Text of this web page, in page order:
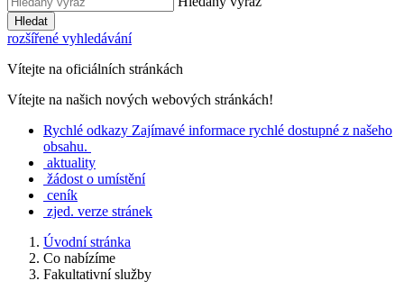
Hledat
rozšířené vyhledávání
Vítejte na oficiálních stránkách
Vítejte na našich nových webových stránkách!
Rychlé odkazy Zajímavé informace rychlé dostupné z našeho
obsahu.
aktuality
žádost o umístění
ceník
zjed. verze stránek
Úvodní stránka
Co nabízíme
Fakultativní služby